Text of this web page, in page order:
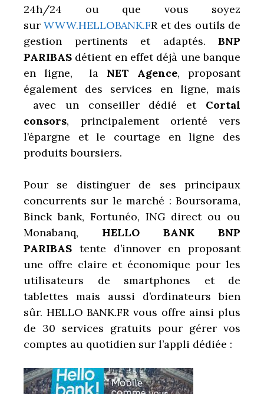
24h/24 ou que vous soyez
sur WWW.HELLOBANK.FR et des outils de
gestion pertinents et adaptés. BNP
PARIBAS détient en effet déjà une banque
en ligne, la NET Agence, proposant
également des services en ligne, mais
avec un conseiller dédié et Cortal
consors, principalement orienté vers
l’épargne et le courtage en ligne des
produits boursiers.
Pour se distinguer de ses principaux
concurrents sur le marché : Boursorama,
Binck bank, Fortunéo, ING direct ou ou
Monabanq, HELLO BANK BNP
PARIBAS tente d’innover en proposant
une offre claire et économique pour les
utilisateurs de smartphones et de
tablettes mais aussi d’ordinateurs bien
sûr. HELLO BANK.FR vous offre ainsi plus
de 30 services gratuits pour gérer vos
comptes au quotidien sur l’appli dédiée :